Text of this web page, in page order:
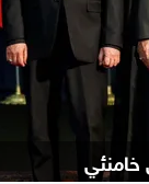
خامنئي